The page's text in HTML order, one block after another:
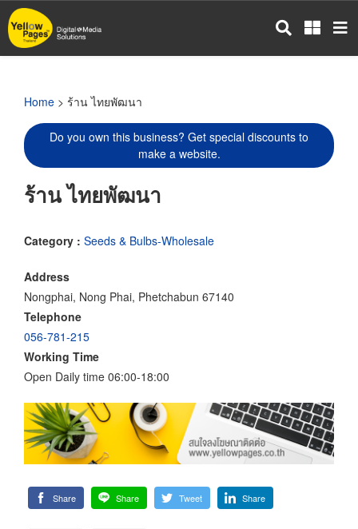
Skip
to
main
Home > ร้าน ไทยพัฒนา
Do you own this business? Get special discounts to
make a website.
ร้าน ไทยพัฒนา
Category : Seeds & Bulbs-Wholesale
Address
Nongphai, Nong Phai, Phetchabun 67140
Telephone
056-781-215
Working Time
Open Daily time 06:00-18:00
Share Share Tweet Share